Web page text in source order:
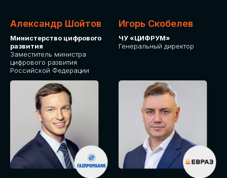
Александр Шойтов
Министерство цифрового
развития
Заместитель министра
цифрового развития
Российской Федерации
Игорь Скобелев
ЧУ «ЦИФРУМ»
Генеральный директор